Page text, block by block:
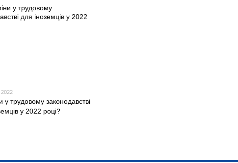
2022
у трудовому законодавстві
у 2022 році?